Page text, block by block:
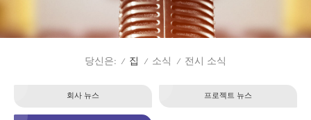
당신은: / 집 / 소식 / 전시 소식
회사 뉴스 프로젝트 뉴스